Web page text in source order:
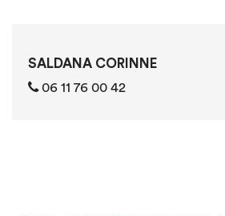
SALDANA CORINNE
06 11 76 00 42